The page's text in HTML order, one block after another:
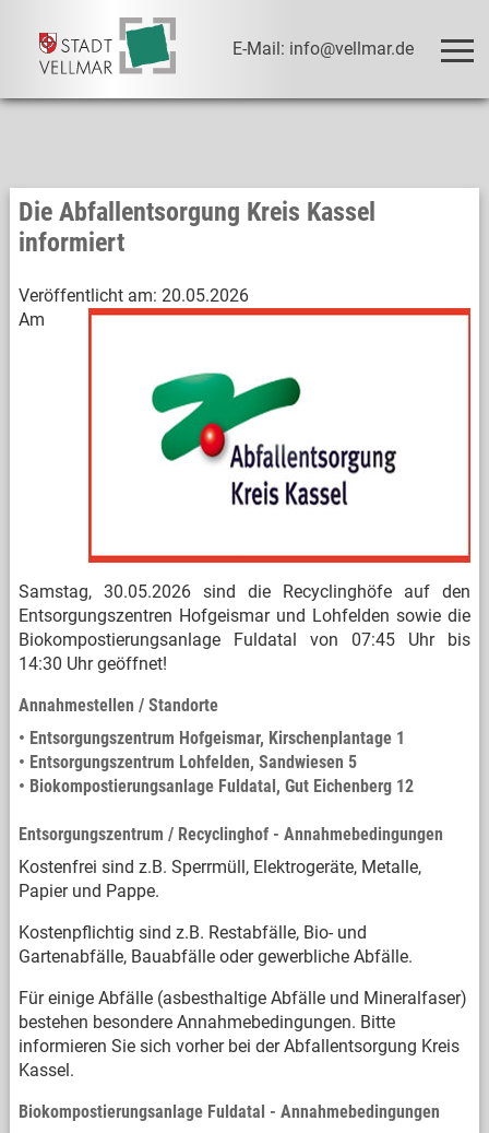
E-Mail: info@vellmar.de
Die Abfallentsorgung Kreis Kassel
informiert
Veröffentlicht am: 20.05.2026
Am
Samstag, 30.05.2026 sind die Recyclinghöfe auf den
Entsorgungszentren Hofgeismar und Lohfelden sowie die
Biokompostierungsanlage Fuldatal von 07:45 Uhr bis
14:30 Uhr geöffnet!
Annahmestellen / Standorte
• Entsorgungszentrum Hofgeismar, Kirschenplantage 1
• Entsorgungszentrum Lohfelden, Sandwiesen 5
• Biokompostierungsanlage Fuldatal, Gut Eichenberg 12
Entsorgungszentrum / Recyclinghof - Annahmebedingungen
Kostenfrei sind z.B. Sperrmüll, Elektrogeräte, Metalle,
Papier und Pappe.
Kostenpflichtig sind z.B. Restabfälle, Bio- und
Gartenabfälle, Bauabfälle oder gewerbliche Abfälle.
Für einige Abfälle (asbesthaltige Abfälle und Mineralfaser)
bestehen besondere Annahmebedingungen. Bitte
informieren Sie sich vorher bei der Abfallentsorgung Kreis
Kassel.
Biokompostierungsanlage Fuldatal - Annahmebedingungen